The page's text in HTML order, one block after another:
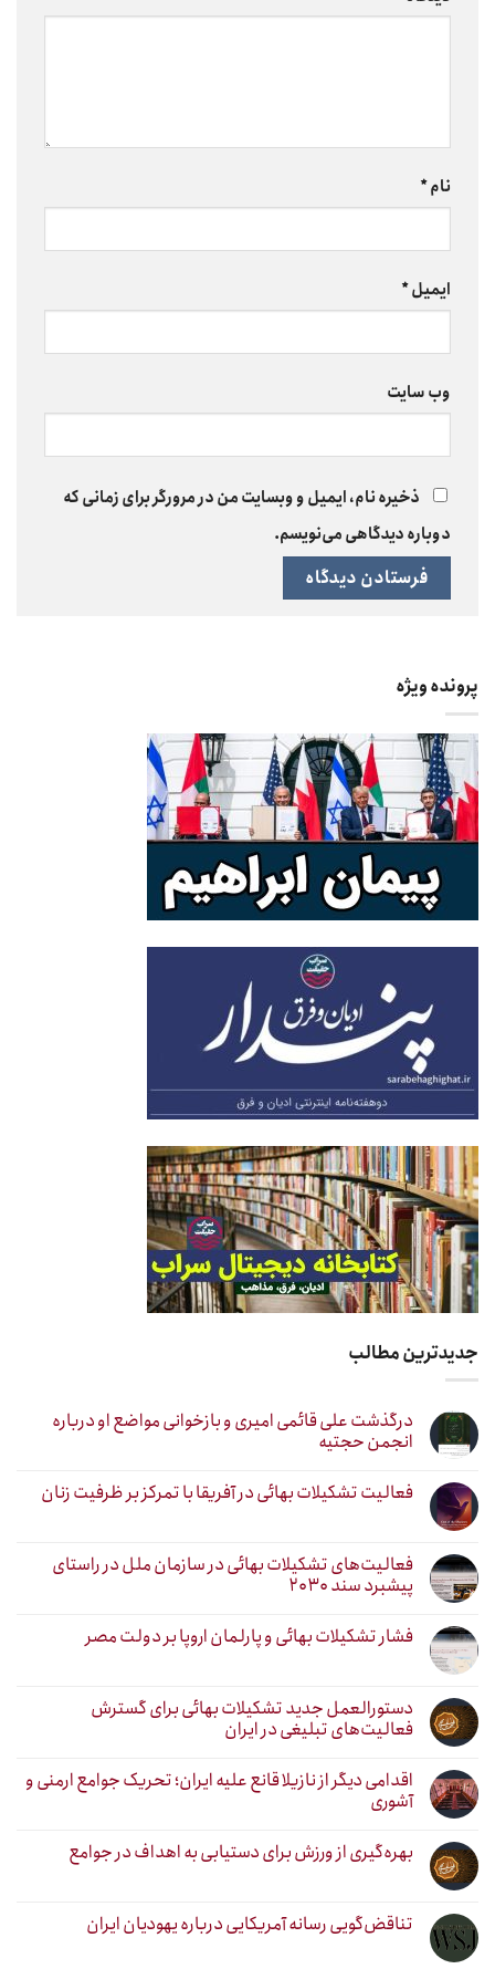
نام*
ایمیل*
وب‌ سایت
ذخیره نام، ایمیل و وبسایت من در مرورگر برای زمانی که
دوباره دیدگاهی می‌نویسم.
پرونده ویژه
جدیدترین مطالب
درگذشت علی قائمی امیری و بازخوانی مواضع او درباره
انجمن حجتیه
فعالیت تشکیلات بهائی در آفریقا با تمرکز بر ظرفیت زنان
فعالیت‌های تشکیلات بهائی در سازمان ملل در راستای
پیشبرد سند ۲۰۳۰
فشار تشکیلات بهائی و پارلمان اروپا بر دولت مصر
دستورالعمل جدید تشکیلات بهائی برای گسترش
فعالیت‌های تبلیغی در ایران
اقدامی دیگر از نازیلا قانع علیه ایران؛ تحریک جوامع ارمنی و
آشوری
بهره‌گیری از ورزش برای دستیابی به اهداف در جوامع
تناقض‌گویی رسانه آمریکایی درباره یهودیان ایران